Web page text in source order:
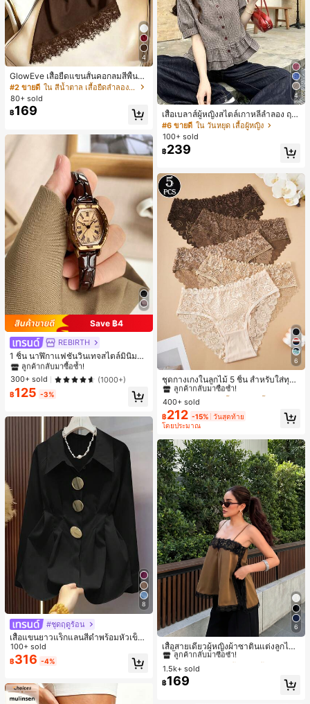
4
GlowEve เสื้อยืดแขนสั้นคอกลมสีพื้นลำ
ลองอเนกประสงค์สำหรับผู้หญิง
#2 ขายดี
ใน สีน้ำตาล เสื้อยืดลำลองพื้นฐาน
80+ sold
฿169
Save ฿4
REBIRTH
1 ชิ้น นาฬิกาแฟชั่นวินเทจสไตล์มินิมอล
เลขโรมันสำหรับผู้หญิง เหมาะสำหรับก
ารตกแต่งประจำวัน
#1 ขายดี
ลูกค้ากลับมาซื้อซ้ำ!
#1 ขายดี
ลูกค้ากลับมาซื้อซ้ำ!
#1 ขายดี
ลูกค้ากลับมาซื้อซ้ำ!
#1 ขายดี
300+ sold (1000+)
฿125 -3%
8
#ชุดฤดูร้อน
เสื้อแขนยาวแร็กแลนสีดำพร้อมหัวเข็ม
ขัดโลหะ ฤดูใบไม้ผลิ/ฤดูร้อน สไตล์โบฮีเ
มียนวินเทจ เหมาะสำหรับงานแต่งงาน
งานปาร์ตี้ การเดินทางไปทำงาน และสุ
100+ sold
฿316 -4%
4
เสื้อเบลาส์ผู้หญิงสไตล์เกาหลีลำลอง ฤดู
ใบไม้ผลิ/ฤดูร้อนใหม่ ชายระบาย ชิคแล
ะหรูหรา
#6 ขายดี ใน วันหยุด เสื้อผู้หญิง
100+ sold
฿239
6
ชุดกางเกงในลูกไม้ 5 ชิ้น สำหรับใส่ทุกวั
น
#1 ขายดี
ลูกค้ากลับมาซื้อซ้ำ!
#1 ขายดี
ลูกค้ากลับมาซื้อซ้ำ!
#1 ขายดี
ลูกค้ากลับมาซื้อซ้ำ!
#1 ขายดี
ลูกค้ากลับมาซื้อซ้ำ!
400+ sold
฿212 -15% วันสุดท้าย
โดยประมาณ
6
เสื้อสายเดี่ยวผู้หญิงผ้าซาตินแต่งลูกไม้
- เสื้อสายเดี่ยวฤดูร้อนสีคากีมีรอยผ่าด้า
นข้างที่น่าดึงดูดแบบสบายๆ
#2 ขายดี
ใน สีกากี เสื้อสตรี เสื้อเบลาส์ & Tee
ลูกค้ากลับมาซื้อซ้ำ!
#2 ขายดี
ลูกค้ากลับมาซื้อซ้ำ!
#2 ขายดี
ลูกค้ากลับมาซื้อซ้ำ!
#2 ขายดี
ใน สีกากี เสื้อสตรี เสื้อเบลาส์ & Tee
1.5k+ sold
฿169